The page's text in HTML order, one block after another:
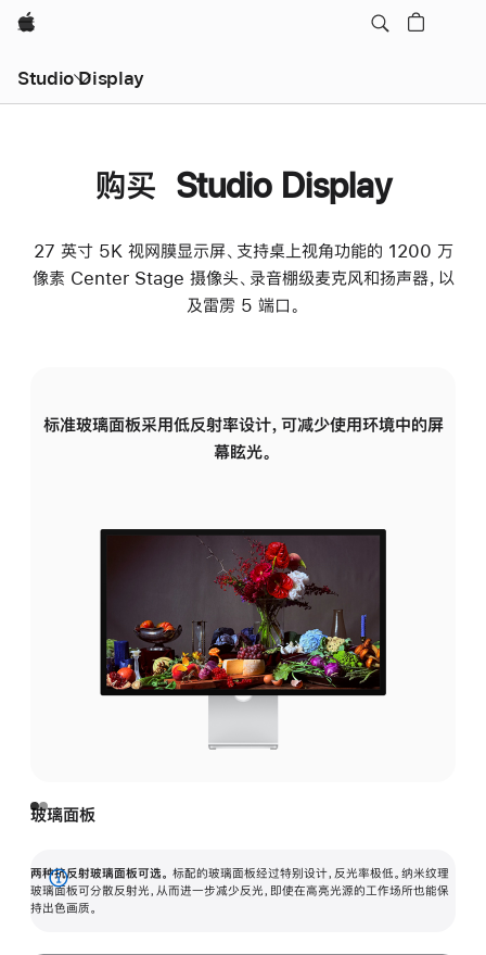
Apple
Studio Display
购买 Studio Display
27 英寸 5K 视网膜显示屏、支持桌上视角功能的 1200 万
像素 Center Stage 摄像头、录音棚级麦克风和扬声器，以
及雷雳 5 端口。
标准玻璃面板采用低反射率设计，可减少使用环境中的屏
幕眩光。
玻璃面板
两种抗反射玻璃面板可选。 标配的玻璃面板经过特别设计，反光率极低。纳米纹理
玻璃面板可分散反射光，从而进一步减少反光，即使在高亮光源的工作场所也能保
持出色画质。
展
开